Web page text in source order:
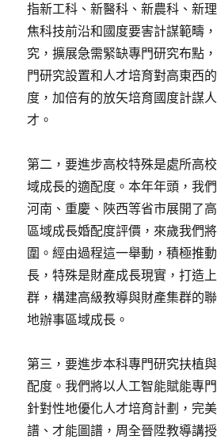
指新工科、新醫科、新農科、新
焦科技前沿和國度要害計謀範疇
究，擴展急需緊缺專門研究布點
門研究設置和人才培育對高東西
度，加倍有的放矢培育國度計謀
才。
第二，要進步高校特殊是處所高
域成長的適配度。本年年頭，我
河南、重慶、陜西等省市展開了
區域成長婚配度評價，來歲我們
圍。經由過程這一舉動，積極推
長，特殊是財產成長現實，打造
群，構建高級教導與財產集群的
地辦事區域成長。
第三，要進步本科專門研究扶植
配度。我們將以人工智能賦能專
針對性地優化人才培育計劃，完
譜、才能圖譜，周全晉陞教導講